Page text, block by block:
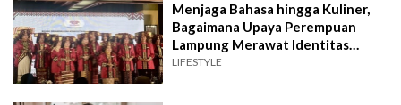
Menjaga Bahasa hingga Kuliner,
Bagaimana Upaya Perempuan
Lampung Merawat Identitas
Budaya?
LIFESTYLE